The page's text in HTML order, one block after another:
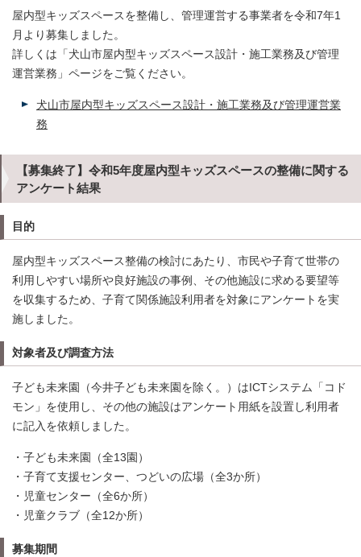
屋内型キッズスペースを整備し、管理運営する事業者を令和7年1
月より募集しました。
詳しくは「犬山市屋内型キッズスペース設計・施工業務及び管理
運営業務」ページをご覧ください。
犬山市屋内型キッズスペース設計・施工業務及び管理運営業
務
【募集終了】令和5年度屋内型キッズスペースの整備に関する
アンケート結果
目的
屋内型キッズスペース整備の検討にあたり、市民や子育て世帯の
利用しやすい場所や良好施設の事例、その他施設に求める要望等
を収集するため、子育て関係施設利用者を対象にアンケートを実
施しました。
対象者及び調査方法
子ども未来園（今井子ども未来園を除く。）はICTシステム「コド
モン」を使用し、その他の施設はアンケート用紙を設置し利用者
に記入を依頼しました。
・子ども未来園（全13園）
・子育て支援センター、つどいの広場（全3か所）
・児童センター（全6か所）
・児童クラブ（全12か所）
募集期間